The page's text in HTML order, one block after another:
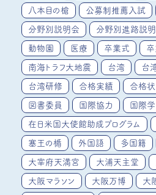
八本目の槍 公募制推薦入試
分野別説明会 分野別進路説
動物園 医療 卒業式
南海トラフ大地震 台湾 台
台湾研修 合格実績 合格
図書委員 国際協力 国際
在日米国大使館助成プログラム
塞王の楯 外国語 多国籍
大宰府天満宮 大浦天主堂
大阪マラソン 大阪万博 大